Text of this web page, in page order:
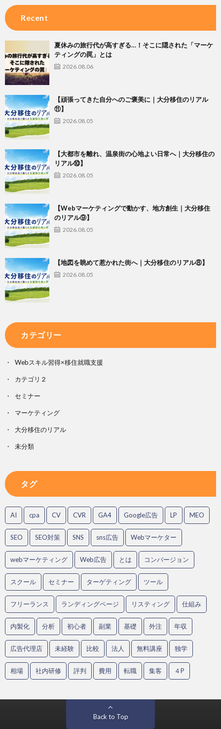
Recent
夏休みの旅行代が高すぎる…！そこに隠された「マーケ
ティングの罠」とは
2026.08.06
【頑張ってきた自分へのご褒美に｜大分移住のリアル
⑪】
2026.08.05
【大都市を離れ、温泉街の心地よい日常へ｜大分移住の
リアル⑩】
2026.08.05
【Webマーケティングで動かす、地方創生｜大分移住
のリアル⑨】
2026.08.05
【地図を眺めて惹かれた街へ｜大分移住のリアル⑧】
2026.08.05
カテゴリー
Webスキル習得×移住就職支援
カテゴリ２
セミナー
マーケティング
大分移住のリアル
未分類
タグ
AI cpa CV CVR GA4 Google広告 LP MEO
SEO SEO対策 SNS sns広告 Webマーケター
webマーケティング Web広告 とは コンバージョン
スクール セミナー ターゲティング ツール
フリーランス ランディングページ リスティング 仕組み
内製化 分析 初心者 副業 基礎 外注 年収
広告代理店 未経験 比較 法人 無料講座 独学
相場 社内研修 評判 費用 転職 集客 ４P
Back to Top